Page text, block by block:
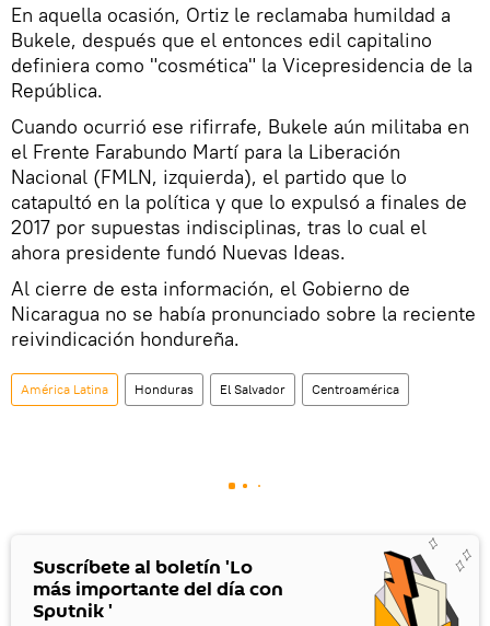
En aquella ocasión, Ortiz le reclamaba humildad a
Bukele, después que el entonces edil capitalino
definiera como "cosmética" la Vicepresidencia de la
República.
Cuando ocurrió ese rifirrafe, Bukele aún militaba en
el Frente Farabundo Martí para la Liberación
Nacional (FMLN, izquierda), el partido que lo
catapultó en la política y que lo expulsó a finales de
2017 por supuestas indisciplinas, tras lo cual el
ahora presidente fundó Nuevas Ideas.
Al cierre de esta información, el Gobierno de
Nicaragua no se había pronunciado sobre la reciente
reivindicación hondureña.
América Latina Honduras El Salvador Centroamérica
Suscríbete al boletín 'Lo
más importante del día con
Sputnik '